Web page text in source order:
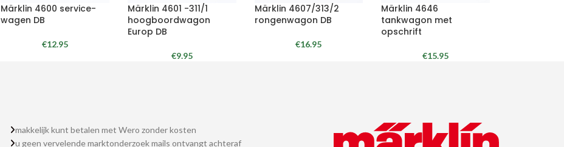
Märklin 4600 service-
wagen DB
€12.95
Märklin 4601 -311/1
hoogboordwagon
Europ DB
€9.95
Märklin 4607/313/2
rongenwagon DB
€16.95
Märklin 4646
tankwagon met
opschrift
€15.95
makkelijk kunt betalen met Wero zonder kosten
u geen vervelende marktonderzoek mails ontvangt achteraf